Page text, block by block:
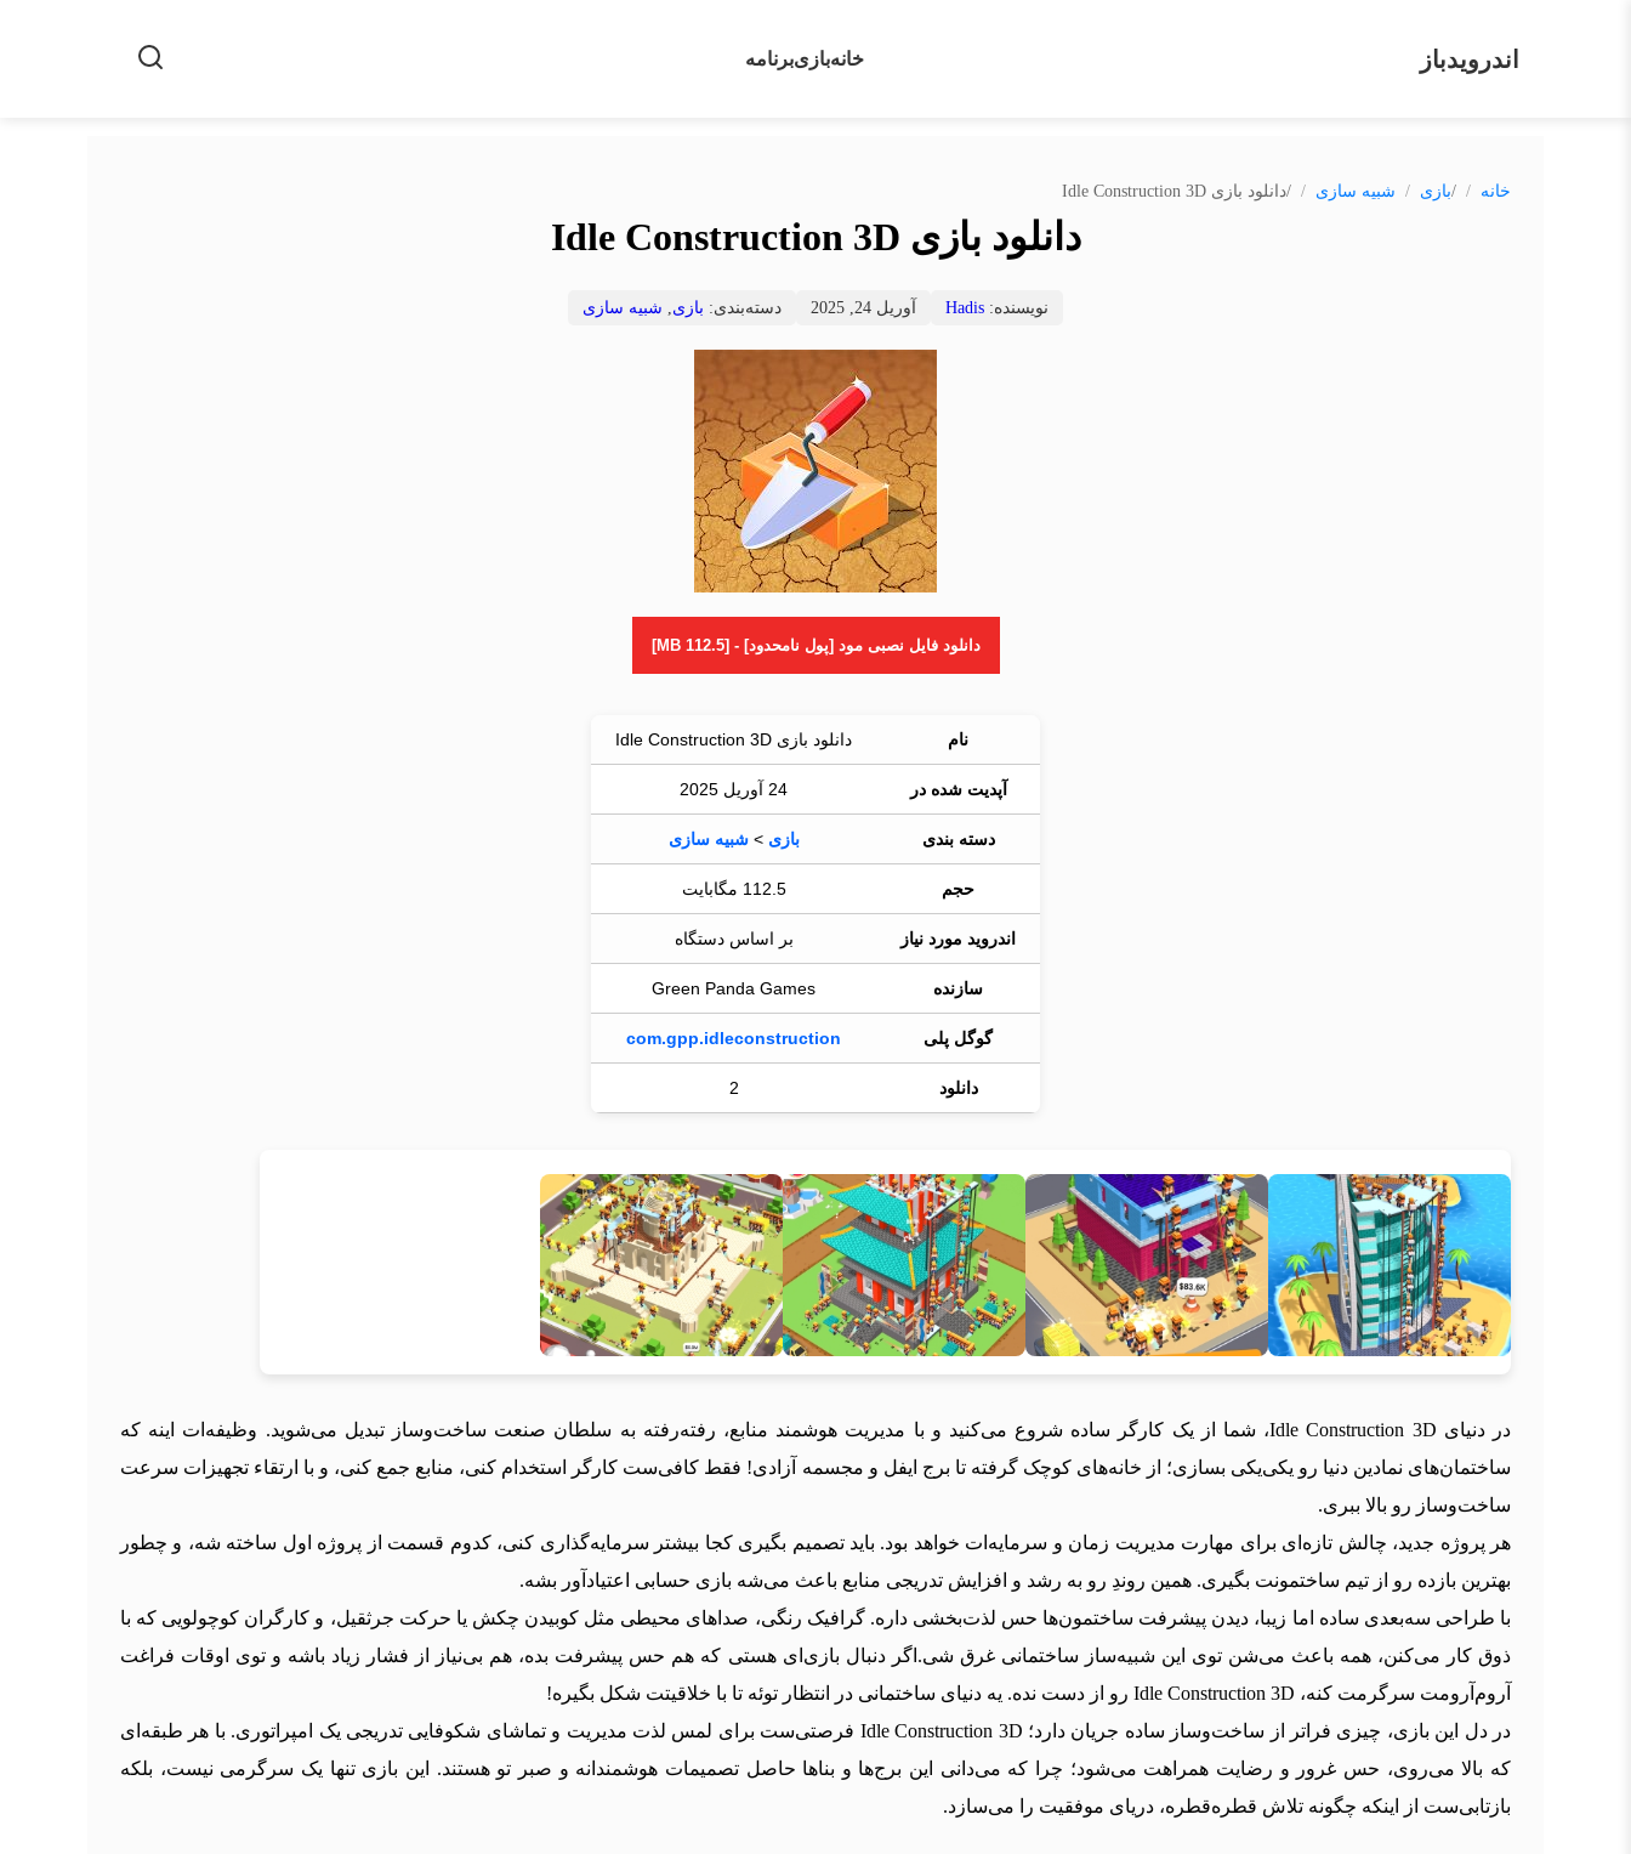
اندرویدباز خانهبازیبرنامه
خانه /بازی شبیه سازی /دانلود بازی Idle Construction 3D
دانلود بازی Idle Construction 3D
نویسنده: Hadis آوریل 24, 2025 دسته‌بندی: بازی, شبیه سازی
دانلود فایل نصبی مود [پول نامحدود] - [112.5 MB]
نام دانلود بازی Idle Construction 3D
آپدیت شده در 24 آوریل 2025
دسته بندی بازی >شبیه سازی
حجم 112.5 مگابایت
اندروید مورد نیاز بر اساس دستگاه
سازنده Green Panda Games
گوگل پلی com.gpp.idleconstruction
دانلود 2
در دنیای Idle Construction 3D، شما از یک کارگر ساده شروع می‌کنید و با مدیریت هوشمند منابع، رفته‌رفته به سلطان صنعت ساخت‌وساز تبدیل می‌شوید. وظیفه‌ات اینه که
ساختمان‌های نمادین دنیا رو یکی‌یکی بسازی؛ از خانه‌های کوچک گرفته تا برج ایفل و مجسمه آزادی! فقط کافی‌ست کارگر استخدام کنی، منابع جمع کنی، و با ارتقاء تجهیزات سرعت
ساخت‌وساز رو بالا ببری.
هر پروژه جدید، چالش تازه‌ای برای مهارت مدیریت زمان و سرمایه‌ات خواهد بود. باید تصمیم بگیری کجا بیشتر سرمایه‌گذاری کنی، کدوم قسمت از پروژه اول ساخته شه، و چطور
بهترین بازده رو از تیم ساختمونت بگیری. همین روندِ رو به رشد و افزایش تدریجی منابع باعث می‌شه بازی حسابی اعتیادآور بشه.
با طراحی سه‌بعدی ساده اما زیبا، دیدن پیشرفت ساختمون‌ها حس لذت‌بخشی داره. گرافیک رنگی، صداهای محیطی مثل کوبیدن چکش یا حرکت جرثقیل، و کارگران کوچولویی که با
ذوق کار می‌کنن، همه باعث می‌شن توی این شبیه‌ساز ساختمانی غرق شی.اگر دنبال بازی‌ای هستی که هم حس پیشرفت بده، هم بی‌نیاز از فشار زیاد باشه و توی اوقات فراغت
آروم‌آرومت سرگرمت کنه، Idle Construction 3D رو از دست نده. یه دنیای ساختمانی در انتظار توئه تا با خلاقیتت شکل بگیره!
در دل این بازی، چیزی فراتر از ساخت‌وساز ساده جریان دارد؛ Idle Construction 3D فرصتی‌ست برای لمس لذت مدیریت و تماشای شکوفایی تدریجی یک امپراتوری. با هر طبقه‌ای
که بالا می‌روی، حس غرور و رضایت همراهت می‌شود؛ چرا که می‌دانی این برج‌ها و بناها حاصل تصمیمات هوشمندانه و صبر تو هستند. این بازی تنها یک سرگرمی نیست، بلکه
بازتابی‌ست از اینکه چگونه تلاش قطره‌قطره، دریای موفقیت را می‌سازد.